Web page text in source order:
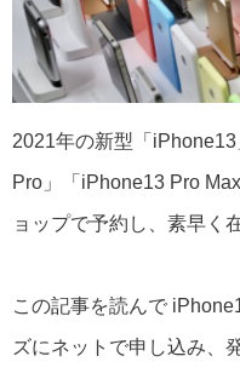
2021年の新型「
Pro」「iPhone13 Pro
ョップで予約し、素早く
この記事を読んで
ズにネットで申し込み、